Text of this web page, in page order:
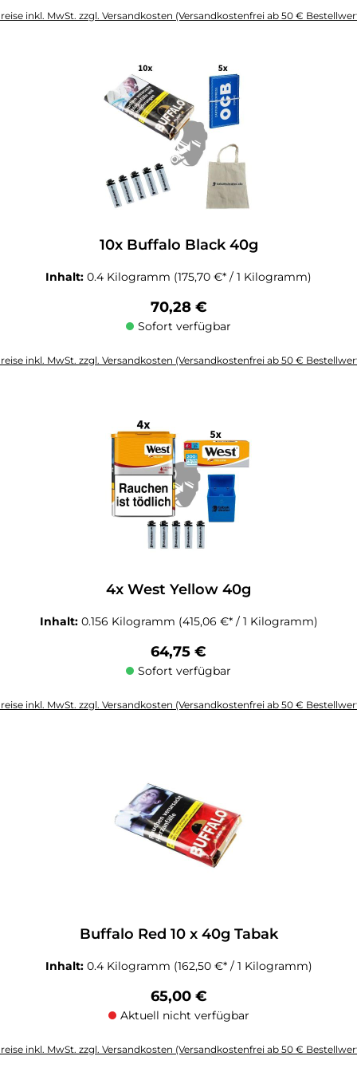
inkl. MwSt. zzgl. Versandkosten (Versandkostenfrei ab 50 €
10x Buffalo Black 40g
Inhalt: 0.4 Kilogramm (175,70 €* / 1 Kilogramm)
Regulärer Preis:
70,28 €
Sofort verfügbar
inkl. MwSt. zzgl. Versandkosten (Versandkostenfrei ab 50 €
4x West Yellow 40g
Inhalt: 0.156 Kilogramm (415,06 €* / 1 Kilogramm)
Regulärer Preis:
64,75 €
Sofort verfügbar
inkl. MwSt. zzgl. Versandkosten (Versandkostenfrei ab 50 €
Buffalo Red 10 x 40g Tabak
Inhalt: 0.4 Kilogramm (162,50 €* / 1 Kilogramm)
Regulärer Preis:
65,00 €
Aktuell nicht verfügbar
inkl. MwSt. zzgl. Versandkosten (Versandkostenfrei ab 50 €